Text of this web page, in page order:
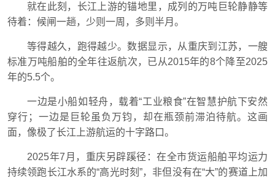
就在此刻，长江上游的锚地里，成列的万吨巨轮静静等
待着：候闸一趟，少则一周，多则半月。
等得越久，跑得越少。数据显示，从重庆到江苏，一艘
标准万吨船舶的全年往返航次，已从2015年的8个降至2025
年的5.5个。
一边是小船如轻舟，载着“工业粮食”在智慧护航下安然
穿行；一边是巨轮虽负万钧，却在瓶颈前滞泊待航。这画
面，像极了长江上游航运的十字路口。
2025年7月，重庆另辟蹊径：在全市货运船舶平均运力
持续领跑长江水系的“高光时刻”，非但没有在“大”的赛道上加